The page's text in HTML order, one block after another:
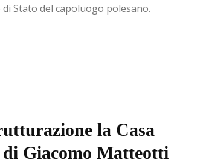
di Stato del capoluogo polesano.
la Casa
di Giacomo Matteotti